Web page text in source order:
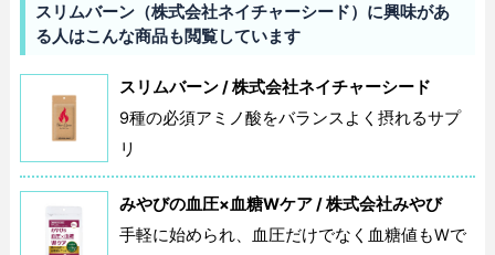
スリムバーン（株式会社ネイチャーシード）に興味があ
る人はこんな商品も閲覧しています
スリムバーン / 株式会社ネイチャーシード
9種の必須アミノ酸をバランスよく摂れるサプ
リ
みやびの血圧×血糖Wケア / 株式会社みやび
手軽に始められ、血圧だけでなく血糖値もWで